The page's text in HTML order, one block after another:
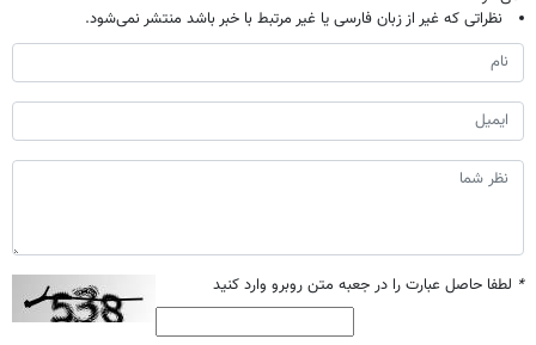
نظراتی که غیر از زبان فارسی یا غیر مرتبط با خبر باشد منتشر نمی‌شود.
* لطفا حاصل عبارت را در جعبه متن روبرو وارد کنید